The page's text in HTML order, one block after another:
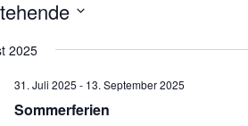
2025
31. Juli 2025 - 13. September 2025
Sommerferien